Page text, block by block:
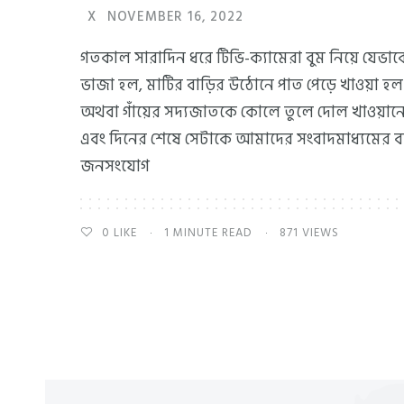
X NOVEMBER 16, 2022
গতকাল সারাদিন ধরে টিভি-ক্যামেরা বুম নিয়ে
ভাজা হল, মাটির বাড়ির উঠোনে পাত পেড়ে খাওয়া হল
অথবা গাঁয়ের সদ্যজাতকে কোলে তুলে দোল
এবং দিনের শেষে সেটাকে আমাদের সংবাদমাধ্যমের
জনসংযোগ
0 LIKE 1 MINUTE READ 871 VIEWS